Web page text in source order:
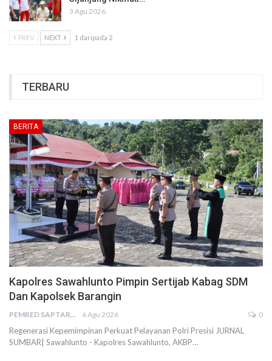
3 Agu 2026
PREV NEXT 1 daripada 2
TERBARU
BERITA
Kapolres Sawahlunto Pimpin Sertijab Kabag SDM
Dan Kapolsek Barangin
PEMRED SAPTARIUS 6 Agu 2026 0
Regenerasi Kepemimpinan Perkuat Pelayanan Polri Presisi JURNAL
SUMBAR| Sawahlunto - Kapolres Sawahlunto, AKBP…